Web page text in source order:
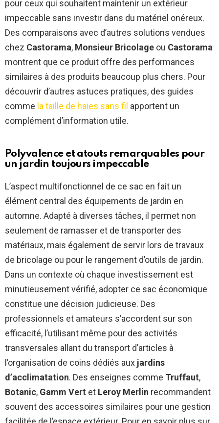
pour ceux qui souhaitent maintenir un extérieur
impeccable sans investir dans du matériel onéreux.
Des comparaisons avec d’autres solutions vendues
chez Castorama, Monsieur Bricolage ou Castorama
montrent que ce produit offre des performances
similaires à des produits beaucoup plus chers. Pour
découvrir d’autres astuces pratiques, des guides
comme la taille de haies sans fil apportent un
complément d’information utile.
Polyvalence et atouts remarquables pour
un jardin toujours impeccable
L’aspect multifonctionnel de ce sac en fait un
élément central des équipements de jardin en
automne. Adapté à diverses tâches, il permet non
seulement de ramasser et de transporter des
matériaux, mais également de servir lors de travaux
de bricolage ou pour le rangement d’outils de jardin.
Dans un contexte où chaque investissement est
minutieusement vérifié, adopter ce sac économique
constitue une décision judicieuse. Des
professionnels et amateurs s’accordent sur son
efficacité, l’utilisant même pour des activités
transversales allant du transport d’articles à
l’organisation de coins dédiés aux jardins
d’acclimatation. Des enseignes comme Truffaut,
Botanic, Gamm Vert et Leroy Merlin recommandent
souvent des accessoires similaires pour une gestion